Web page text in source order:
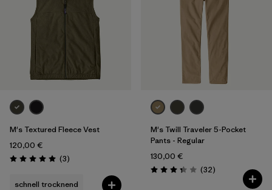
M's Textured Fleece Vest
120,00 €
Bewertung: 5.0 / 5
(3Rezensionen
)
schnell trocknend
M's Twill Traveler 5-Pocket
Pants - Regular
130,00 €
Bewertung: 3.3 / 5
(32Rezensionen
)